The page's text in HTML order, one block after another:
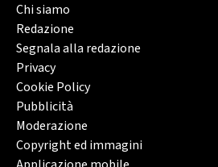
Chi siamo
Redazione
Segnala alla redazione
Privacy
Cookie Policy
Pubblicità
Moderazione
Copyright ed immagini